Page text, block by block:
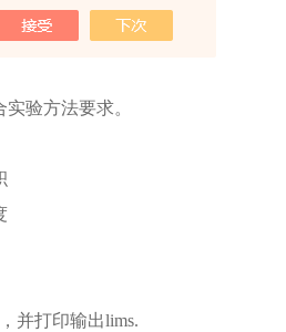
质量、体积质量
验方法要求。
并打印输出lims.